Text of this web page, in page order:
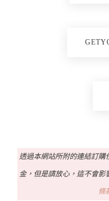
透過本網站所附的連結訂
金，但是請放心，這不會
條